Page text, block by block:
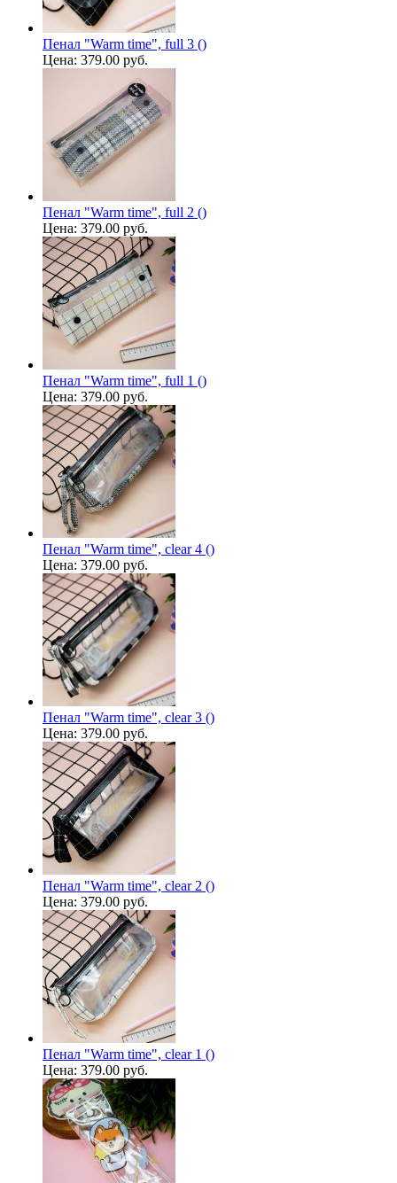
Пенал "Warm time", full 3 ()
Цена: 379.00 руб.
Пенал "Warm time", full 2 ()
Цена: 379.00 руб.
Пенал "Warm time", full 1 ()
Цена: 379.00 руб.
Пенал "Warm time", clear 4 ()
Цена: 379.00 руб.
Пенал "Warm time", clear 3 ()
Цена: 379.00 руб.
Пенал "Warm time", clear 2 ()
Цена: 379.00 руб.
Пенал "Warm time", clear 1 ()
Цена: 379.00 руб.